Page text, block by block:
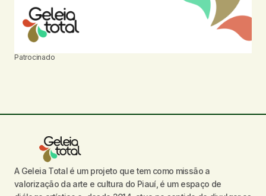
Patrocinado
A Geleia Total é um projeto que tem como missão a
valorização da arte e cultura do Piauí, é um espaço de